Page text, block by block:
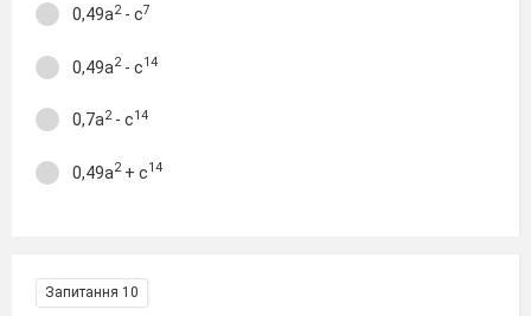
0,49а2- с7
0,49а2- с14
0,7а2- с14
0,49а2+ с14
Запитання 10